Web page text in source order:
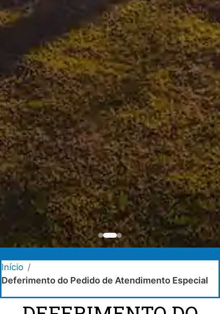
Início /
Deferimento do Pedido de Atendimento Especial